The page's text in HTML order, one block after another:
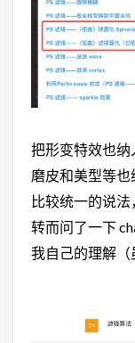
把形变特效也
磨皮和美型等
比较统一的说
转而问了一下
我自己的理解（